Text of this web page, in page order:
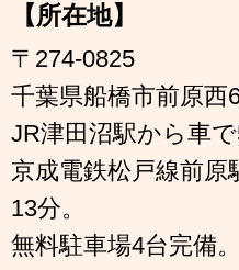
【所在地】
〒274-0825
千葉県船橋市前原西
JR津田沼駅から車で
京成電鉄松戸線前
13分。
無料駐車場4台完備。